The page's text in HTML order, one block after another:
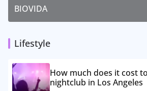
BIOVIDA
Lifestyle
How much does it cost
nightclub in Los Angeles